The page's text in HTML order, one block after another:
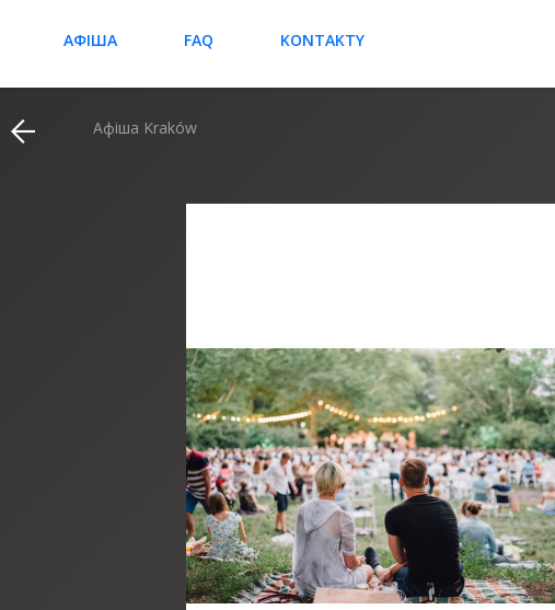
АФІША FAQ KONTAKTY
Афіша Kraków